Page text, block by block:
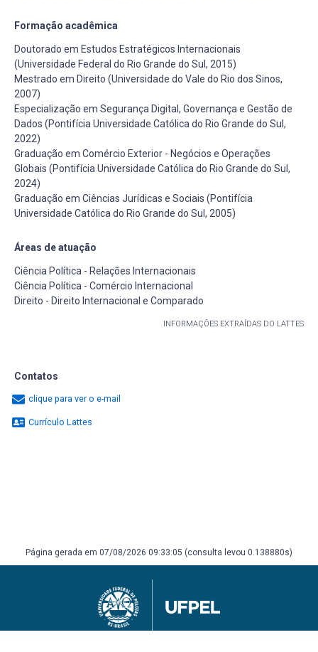
Formação acadêmica
Doutorado em Estudos Estratégicos Internacionais
(Universidade Federal do Rio Grande do Sul, 2015)
Mestrado em Direito (Universidade do Vale do Rio dos Sinos,
2007)
Especialização em Segurança Digital, Governança e Gestão de
Dados (Pontifícia Universidade Católica do Rio Grande do Sul,
2022)
Graduação em Comércio Exterior - Negócios e Operações
Globais (Pontifícia Universidade Católica do Rio Grande do Sul,
2024)
Graduação em Ciências Jurídicas e Sociais (Pontifícia
Universidade Católica do Rio Grande do Sul, 2005)
Áreas de atuação
Ciência Política - Relações Internacionais
Ciência Política - Comércio Internacional
Direito - Direito Internacional e Comparado
INFORMAÇÕES EXTRAÍDAS DO LATTES
Contatos
clique para ver o e-mail
Currículo Lattes
Página gerada em 07/08/2026 09:33:05 (consulta levou 0.138880s)